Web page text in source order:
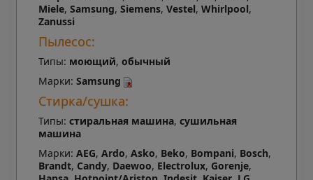
Miele, Samsung, Siemens, Vestel, Whirlpool,
Zanussi
Пылесос:
Типы: моющий, обычный
Марки: Samsung
Стирка/сушка:
Типы: стиральная машина, сушильная
машина
Марки: AEG, Ardo, Asko, Beko, Bompani, Bosch,
Brandt, Candy, Daewoo, Electrolux, Gorenje,